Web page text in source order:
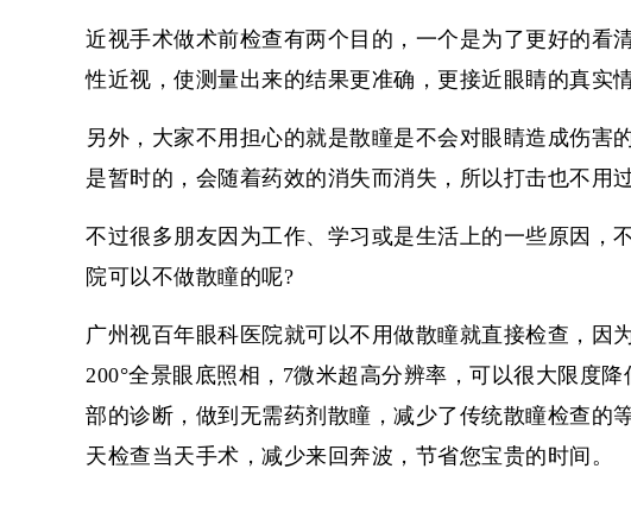
近视手术做术前检查有两个目的，一个是为了更好的看
性近视，使测量出来的结果更准确，更接近眼睛的真实情
另外，大家不用担心的就是散瞳是不会对眼睛造成伤害
是暂时的，会随着药效的消失而消失，所以打击也不用过
不过很多朋友因为工作、学习或是生活上的一些原因，
院可以不做散瞳的呢?
广州 视百年眼科 医院就可以不用做散瞳就直接检查，因
200°全景眼底照相，7微米超高分辨率，可以很大限度
部的诊断，做到无需药剂散瞳，减少了传统散瞳检查的
天检查当天手术，减少来回奔波，节省您宝贵的时间。